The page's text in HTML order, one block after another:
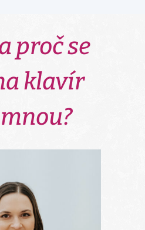
proč se
klavír